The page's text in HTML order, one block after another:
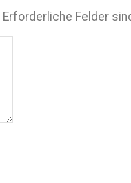
Erforderliche Felder